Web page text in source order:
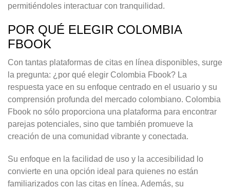
permitiéndoles interactuar con tranquilidad.
POR QUÉ ELEGIR COLOMBIA
FBOOK
Con tantas plataformas de citas en línea disponibles, surge
la pregunta: ¿por qué elegir Colombia Fbook? La
respuesta yace en su enfoque centrado en el usuario y su
comprensión profunda del mercado colombiano. Colombia
Fbook no sólo proporciona una plataforma para encontrar
parejas potenciales, sino que también promueve la
creación de una comunidad vibrante y conectada.
Su enfoque en la facilidad de uso y la accesibilidad lo
convierte en una opción ideal para quienes no están
familiarizados con las citas en línea. Además, su